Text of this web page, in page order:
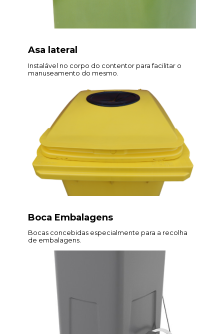
Asa lateral
Instalável no corpo do contentor para facilitar o
manuseamento do mesmo.
Boca Embalagens
Bocas concebidas especialmente para a recolha
de embalagens.